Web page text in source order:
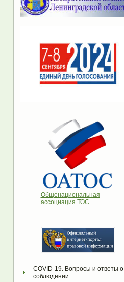
Общенациональная
ассоциация ТОС
COVID-19. Вопросы и ответы о
соблюдении…